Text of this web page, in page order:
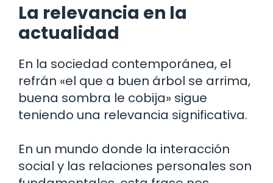
La relevancia en la
actualidad
En la sociedad contemporánea, el
refrán «el que a buen árbol se arrima,
buena sombra le cobija» sigue
teniendo una relevancia significativa.
En un mundo donde la interacción
social y las relaciones personales son